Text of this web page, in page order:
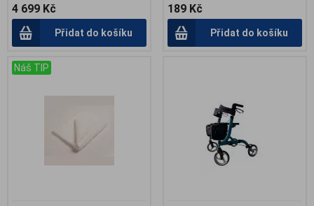
4 699 Kč
Přidat do košíku
189 Kč
Přidat do košíku
Náš TIP